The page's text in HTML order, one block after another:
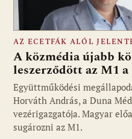
Fotó: media1.hu
AZ ECETFÁK ALÓL
A közmédia újabb
leszerződött az M1
Együttműködési
Horváth András, a Duna
vezérigazgatója. Magyar
sugározni az M1.